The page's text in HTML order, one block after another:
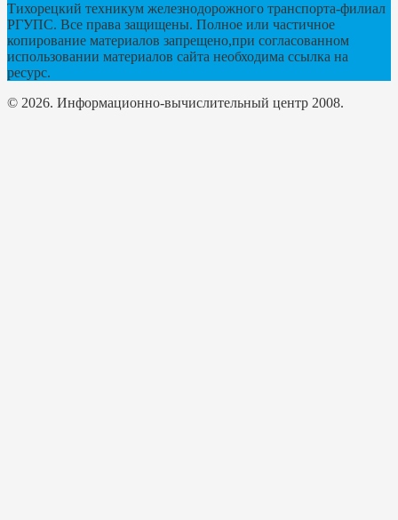
Тихорецкий техникум железнодорожного транспорта-филиал
РГУПС. Все права защищены. Полное или частичное
копирование материалов запрещено,при согласованном
использовании материалов сайта необходима ссылка на
ресурс.
© 2026. Информационно-вычислительный центр 2008.